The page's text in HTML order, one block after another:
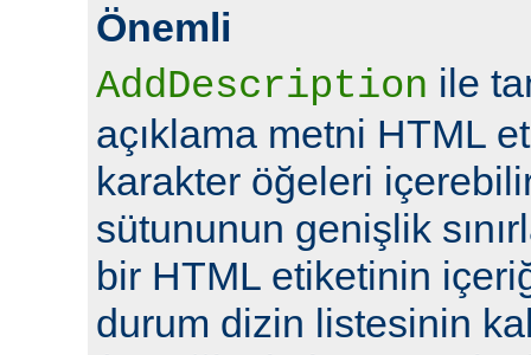
Önemli
AddDescription ile
açıklama metni HTML
karakter öğeleri
sütununun genişlik
bir HTML etiketinin
durum dizin listesinin